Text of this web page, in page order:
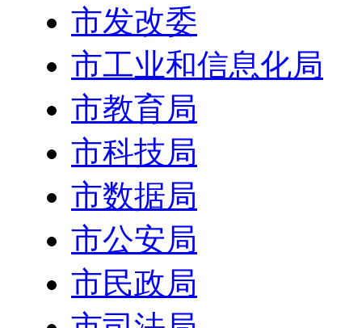
市发改委
市工业和信息化局
市教育局
市科技局
市数据局
市公安局
市民政局